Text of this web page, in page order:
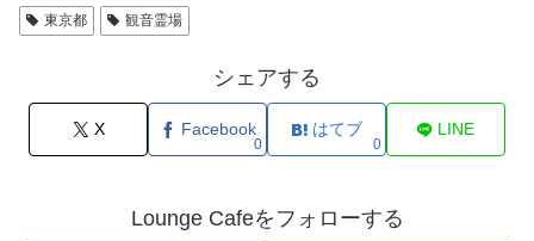
東京都 観音霊場
シェアする
X Facebook
0
はてブ
0
LINE
Lounge Cafeをフォローする